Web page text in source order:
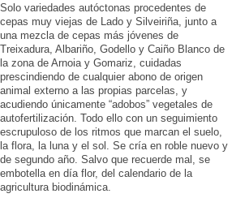
Solo variedades autóctonas procedentes de
cepas muy viejas de Lado y Silveiriña, junto a
una mezcla de cepas más jóvenes de
Treixadura, Albariño, Godello y Caiño Blanco de
la zona de Arnoia y Gomariz, cuidadas
prescindiendo de cualquier abono de origen
animal externo a las propias parcelas, y
acudiendo únicamente “adobos” vegetales de
autofertilización. Todo ello con un seguimiento
escrupuloso de los ritmos que marcan el suelo,
la flora, la luna y el sol. Se cría en roble nuevo y
de segundo año. Salvo que recuerde mal, se
embotella en día flor, del calendario de la
agricultura biodinámica.